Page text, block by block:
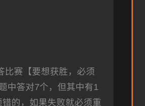
比赛【要想获胜，必须
中答对7个，但其中有1
的，如果失败就必须重